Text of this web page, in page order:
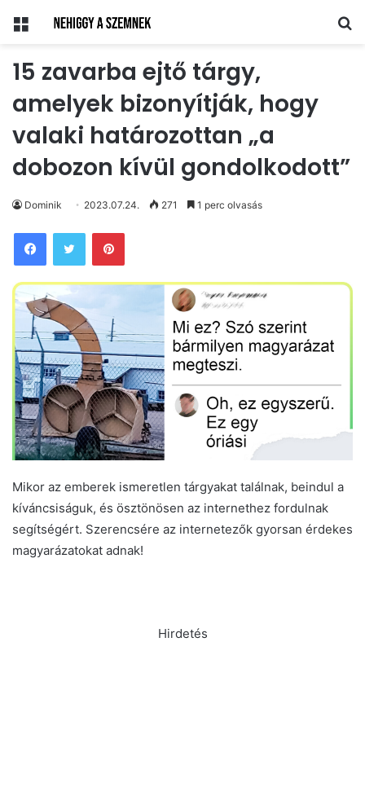
Menü
15 zavarba ejtő tárgy,
amelyek bizonyítják, hogy
valaki határozottan „a
dobozon kívül gondolkodott”
Dominik 2023.07.24. 271 1 perc olvasás
Pinterest
Mikor az emberek ismeretlen tárgyakat találnak, beindul a
kíváncsiságuk, és ösztönösen az internethez fordulnak
segítségért. Szerencsére az internetezők gyorsan érdekes
magyarázatokat adnak!
Hirdetés